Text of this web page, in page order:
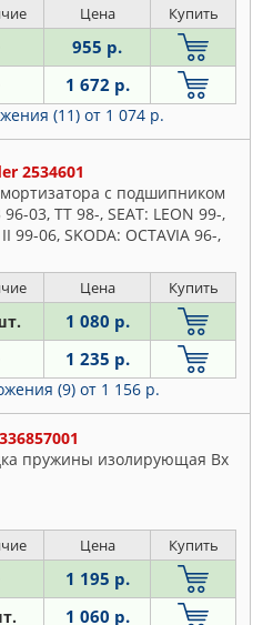
Цена Купить
955 р.
1 672 р.
(11) от 1 074 р.
2534601
с подшипником
03, TT 98-, SEAT: LEON 99-,
99-06, SKODA: OCTAVIA 96-,
Цена Купить
1 080 р.
1 235 р.
(9) от 1 156 р.
пружины изолирующая Вх
Цена Купить
1 195 р.
1 060 р.